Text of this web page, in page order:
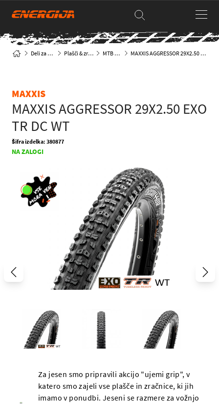
Deli za kolesa Plašči & zračnice MTB plašči MAXXIS AGGRESSOR 29X2.50 EXO TR DC WT
MAXXIS
MAXXIS AGGRESSOR 29X2.50 EXO
TR DC WT
Šifra izdelka: 380877
NA ZALOGI
Za jesen smo pripravili akcijo "ujemi grip", v
katero smo zajeli vse plašče in zračnice, ki jih
imamo v ponudbi. Jeseni se razmere za vožnjo